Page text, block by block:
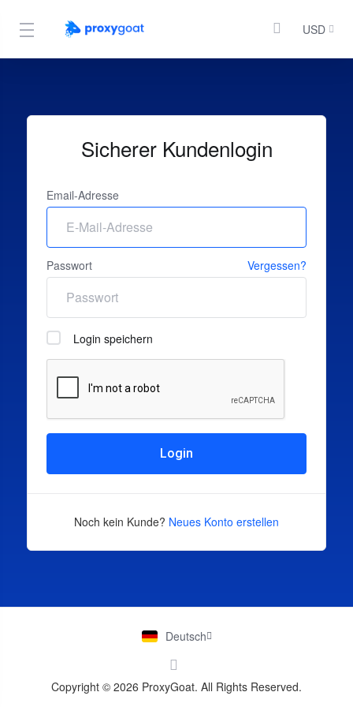
USD
Sicherer Kundenlogin
Email-Adresse
Passwort Vergessen?
Login speichern
Login
Noch kein Kunde? Neues Konto erstellen
Copyright © 2026 ProxyGoat. All Rights Reserved.
Deutsch